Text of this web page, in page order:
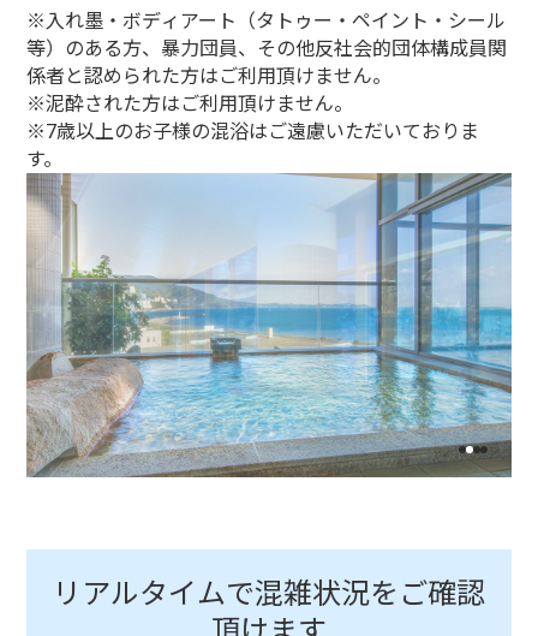
※入れ墨・ボディアート（タトゥー・ペイント・シール
等）のある方、暴力団員、その他反社会的団体構成員関
係者と認められた方はご利用頂けません。
※泥酔された方はご利用頂けません。
※7歳以上のお子様の混浴はご遠慮いただいておりま
す。
リアルタイムで混雑状況をご確認